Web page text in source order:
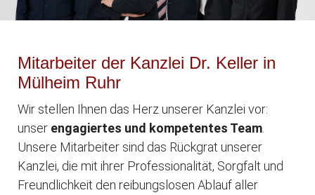
Mitarbeiter der Kanzlei Dr. Keller in
Mülheim Ruhr
Wir stellen Ihnen das Herz unserer Kanzlei vor:
unser engagiertes und kompetentes Team
Unsere Mitarbeiter sind das Rückgrat unserer
Kanzlei, die mit ihrer Professionalität, Sorgfalt und
Freundlichkeit den reibungslosen Ablauf aller